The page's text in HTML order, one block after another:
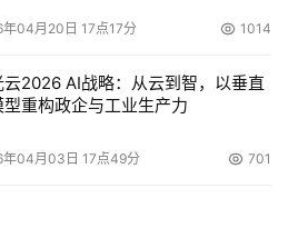
物理层采取节能措施之后，将
每个机架的成本也将降低4,800
04月20日 17点17分 1014
云2026 AI战略：从云到智，以垂直
型重构政企与工业生产力
年04月03日 17点49分 701